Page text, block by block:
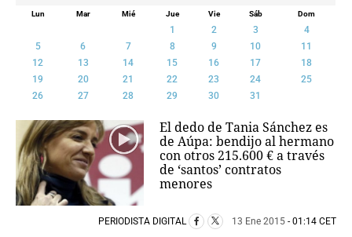
VÍDEOS
TEMAS
ORGANISMOS
LUGARES
AUTORES
HEMEROTECA
SERVICIOS
Lun Mar Mié Jue Vie Sáb Dom
1 2 3
4
5
6 7 8 9 10
11
12
13 14 15 16 17
18
19
20 21 22 23 24
25
26
27 28 29 30 31
El dedo de Tania Sánchez es
de Aúpa: bendijo al hermano
con otros 215.600 € a través
de ‘santos’ contratos
menores
PERIODISTA DIGITAL 13 Ene 2015 - 01:14 CET